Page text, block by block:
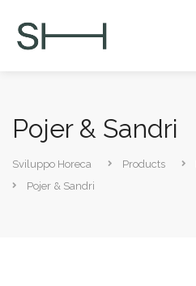
Pojer & Sandri
Sviluppo Horeca Products
Pojer & Sandri